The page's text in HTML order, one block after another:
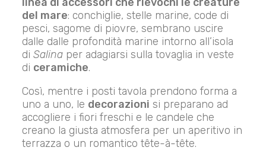
del mare: conchiglie, stelle marine, code di
pesci, sagome di piovre, sembrano uscire
dalle dalle profondità marine intorno all’isola
diSalina per adagiarsi sulla tovaglia in veste
di ceramiche.
Così, mentre i posti tavola prendono forma a
uno a uno, le decorazioni si preparano ad
accogliere i fiori freschi e le candele che
creano la giusta atmosfera per un aperitivo in
terrazza o un romantico tête-à-tête.